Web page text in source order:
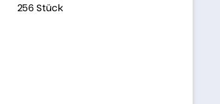
256 Stück